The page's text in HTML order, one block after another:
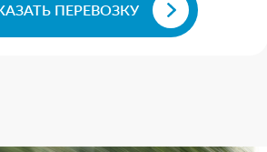
ПЕРЕВОЗКУ